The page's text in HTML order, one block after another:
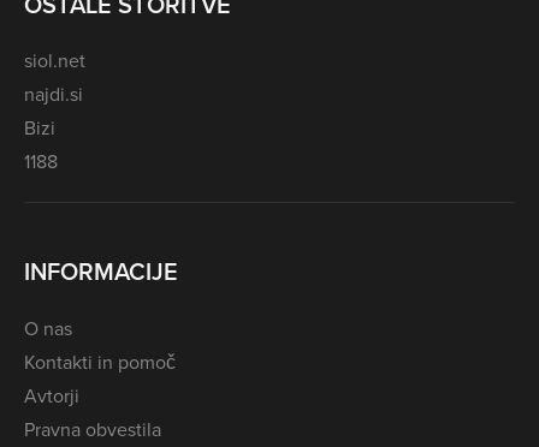
siol.net
najdi.si
Bizi
1188
INFORMACIJE
O nas
Kontakti in pomoč
Avtorji
Pravna obvestila